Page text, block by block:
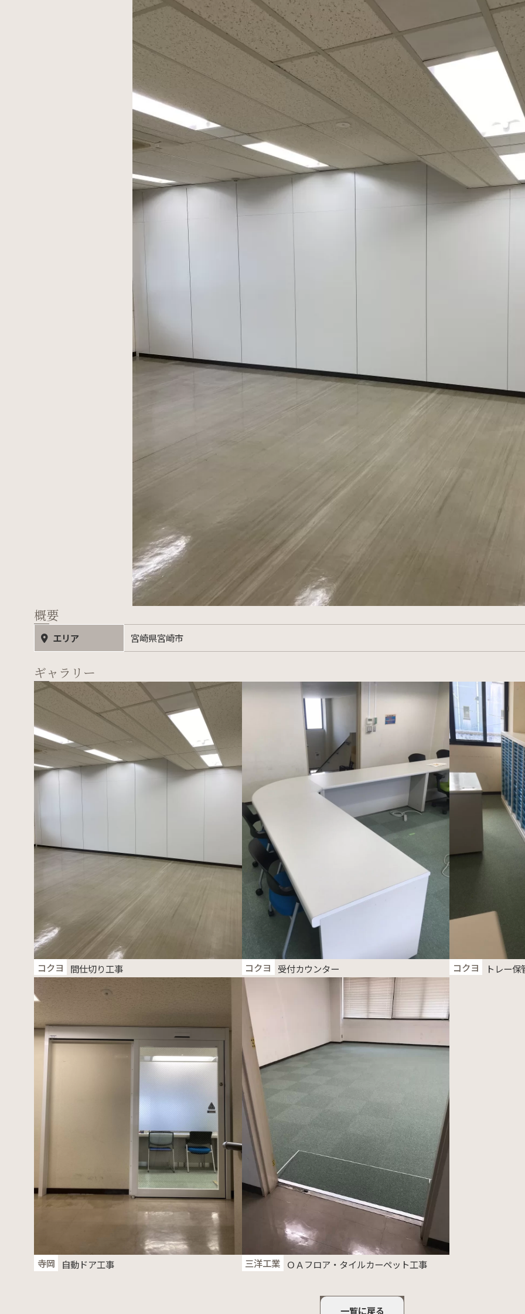
事
オフィ
ライ
導
会
採
お
プ
概要
エリア 宮崎県宮崎市
ギャラリー
コクヨ 間仕切り工事 コクヨ 受付カウンター コクヨ トレー保
寺岡 自動ドア工事 三洋工業 ＯＡフロア・タイルカーペット工事
一覧に戻る